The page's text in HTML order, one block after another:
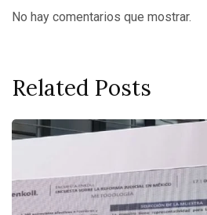
No hay comentarios que mostrar.
Related Posts